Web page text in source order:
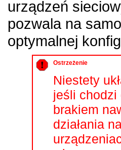
urządzeń
pozwala na
optymalnej
Ostrzeżenie
Niestety
jeśli chodzi
brakiem
działania